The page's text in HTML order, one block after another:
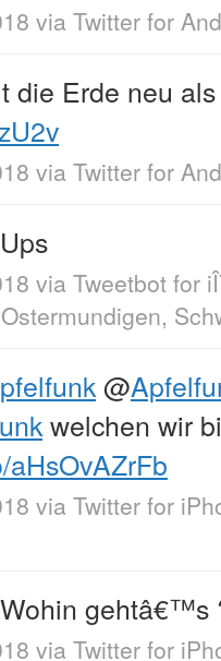
via Twitter for
die Erde neu
via Twitter for
Ups
via Tweetbot for
Ostermundigen,
@
welchen wir
aHsOvAZrFb
via Twitter for
Wohin gehtâ€™s
via Twitter for